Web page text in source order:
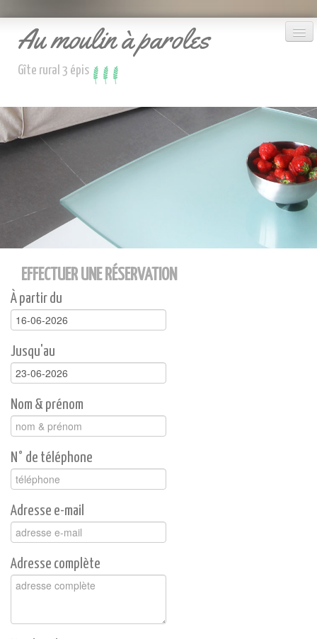
Au moulin à paroles
Gîte rural 3 épis
Le gîte
Accueil
Nous contacter
EFFECTUER UNE RÉSERVATION
À partir du
Jusqu'au
Nom & prénom
N° de téléphone
Adresse e-mail
Adresse complète